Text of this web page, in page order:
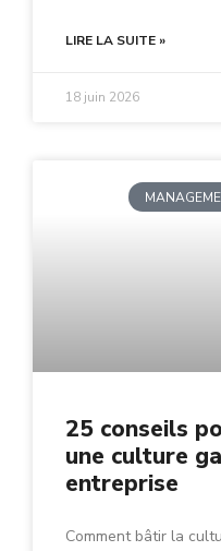
LIRE LA SUITE »
18 juin 2026
25 conseils
une culture
entreprise
Comment bâtir la